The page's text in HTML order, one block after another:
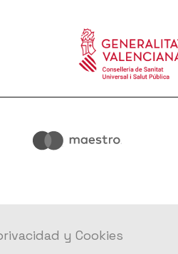
y Cookies